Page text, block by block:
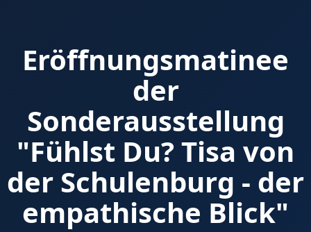
Eröffnungsmatinee
der
Sonderausstellung
"Fühlst Du? Tisa von
der Schulenburg - der
empathische Blick"